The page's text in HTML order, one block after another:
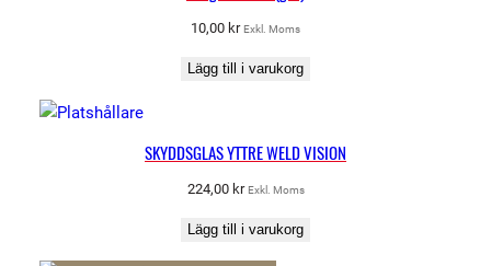
10,00 kr Exkl. Moms
Lägg till i varukorg
SKYDDSGLAS YTTRE WELD VISION
224,00 kr Exkl. Moms
Lägg till i varukorg